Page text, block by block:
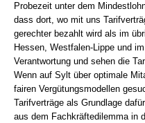
Probezeit unter dem
dass dort, wo mit uns
gerechter bezahlt wird als im
Hessen, Westfalen-Lippe und
Verantwortung und sehen die
Wenn auf Sylt über optimale
fairen Vergütungsmodellen
Tarifverträge als Grundlage
aus dem Fachkräftedilemma in